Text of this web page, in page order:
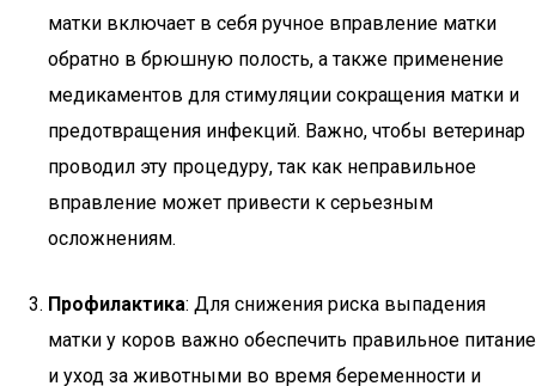
матки включает в себя ручное вправление матки
обратно в брюшную полость, а также применение
медикаментов для стимуляции сокращения матки и
предотвращения инфекций. Важно, чтобы ветеринар
проводил эту процедуру, так как неправильное
вправление может привести к серьезным
осложнениям.
Профилактика: Для снижения риска выпадения
матки у коров важно обеспечить правильное питание
и уход за животными во время беременности и